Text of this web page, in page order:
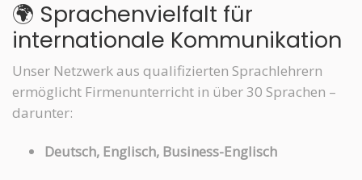
🌍 Sprachenvielfalt für
internationale Kommunikation
Unser Netzwerk aus qualifizierten Sprachlehrern
ermöglicht Firmenunterricht in über 30 Sprachen –
darunter:
Deutsch, Englisch, Business-Englisch